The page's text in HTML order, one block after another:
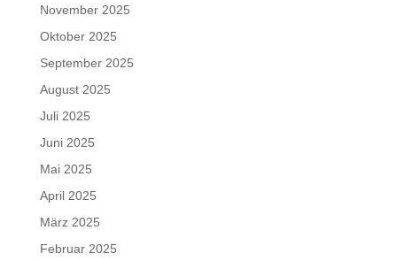
November 2025
Oktober 2025
September 2025
August 2025
Juli 2025
Juni 2025
Mai 2025
April 2025
März 2025
Februar 2025